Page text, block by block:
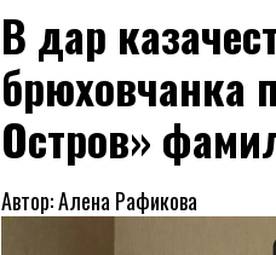
В дар
брюховчанка
Остров»
Автор: Алена Рафикова